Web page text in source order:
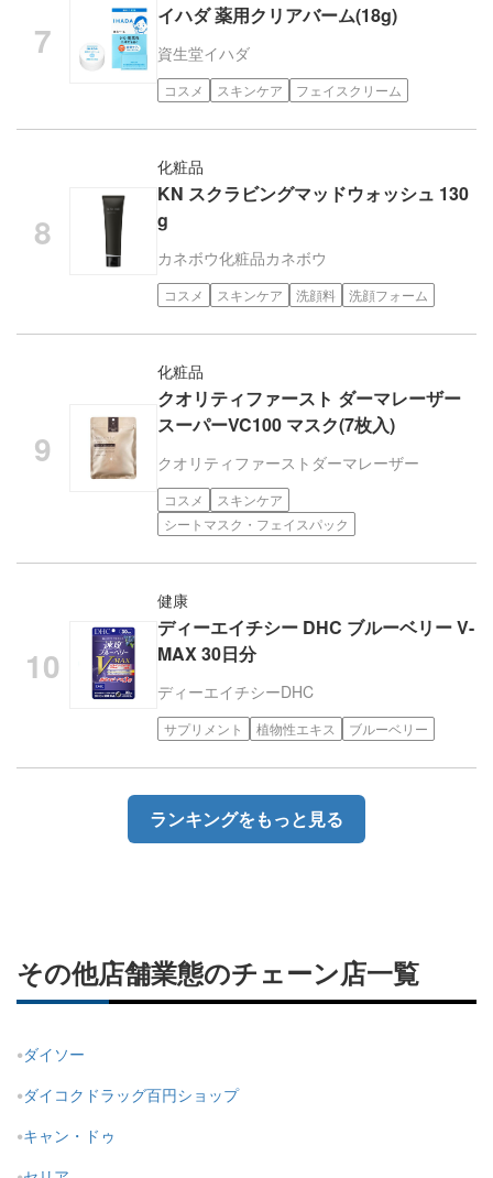
イハダ 薬用クリアバーム(18g)
資生堂イハダ
コスメ スキンケア フェイスクリーム
化粧品
KN スクラビングマッドウォッシュ 130
g
カネボウ化粧品カネボウ
コスメ スキンケア 洗顔料 洗顔フォーム
化粧品
クオリティファースト ダーマレーザー
スーパーVC100 マスク(7枚入)
クオリティファースト ダーマレーザー
コスメ
スキンケア
シートマスク・フェイスパック
健康
ディーエイチシー DHC ブルーベリー V-
MAX 30日分
ディーエイチシーDHC
サプリメント 植物性エキス ブルーベリー
ランキングをもっと見る
その他店舗業態のチェーン店一覧
ダイソー
ダイコクドラッグ百円ショップ
キャン・ドゥ